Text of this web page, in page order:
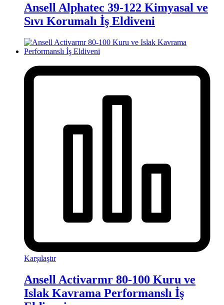
Ansell Alphatec 39-122 Kimyasal ve
Sıvı Korumalı İş Eldiveni
Karşılaştır
Ansell Activarmr 80-100 Kuru ve
Islak Kavrama Performanslı İş